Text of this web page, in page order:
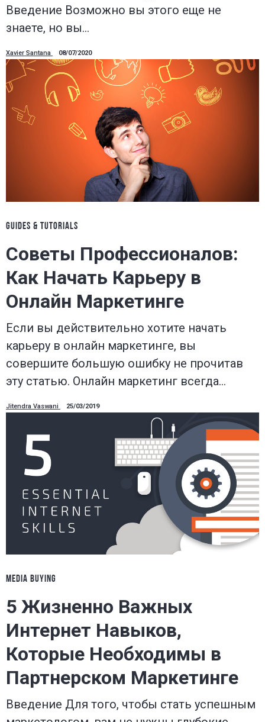
Введение Возможно вы этого еще не
знаете, но вы…
Xavier Santana 08/07/2020
GUIDES & TUTORIALS
Советы Профессионалов:
Как Начать Карьеру в
Онлайн Маркетинге
Если вы действительно хотите начать
карьеру в онлайн маркетинге, вы
совершите большую ошибку не прочитав
эту статью. Онлайн маркетинг всегда…
Jitendra Vaswani 25/03/2019
MEDIA BUYING
5 Жизненно Важных
Интернет Навыков,
Которые Необходимы в
Партнерском Маркетинге
Введение Для того, чтобы стать успешным